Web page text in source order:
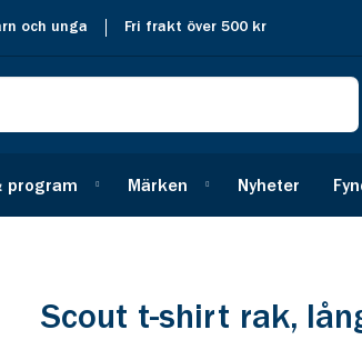
och unga Fri frakt över 500 kr
program Märken Nyheter
Scout t-shirt rak,